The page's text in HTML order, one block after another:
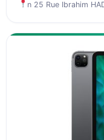
n 25 Rue Ibrahim